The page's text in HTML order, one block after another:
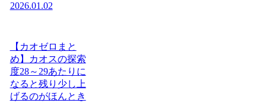
2026.01.02
【カオゼロまと
め】カオスの探索
度28～29あたりに
なると残り少し上
げるのがほんとき